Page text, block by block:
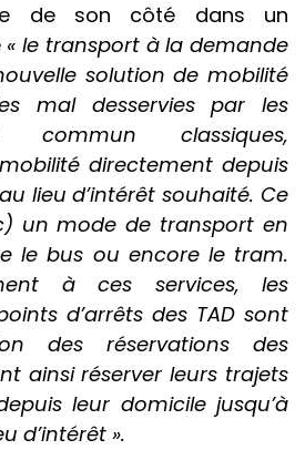
de son côté dans un
« le transport à la demande
solution de mobilité
mal desservies par les
commun classiques,
directement depuis
lieu d’intérêt souhaité. Ce
un mode de transport en
le bus ou encore le tram.
à ces services, les
d’arrêts des TAD sont
des réservations des
ainsi réserver leurs trajets
leur domicile jusqu’à
d’intérêt ».